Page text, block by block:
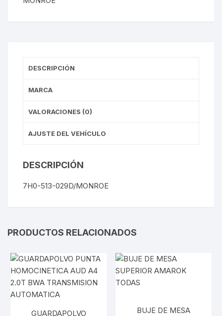
DESCRIPCIÓN
MARCA
VALORACIONES (0)
AJUSTE DEL VEHÍCULO
DESCRIPCIÓN
7H0-513-029D/MONROE
PRODUCTOS RELACIONADOS
GUARDAPOLVO BUJE DE MESA